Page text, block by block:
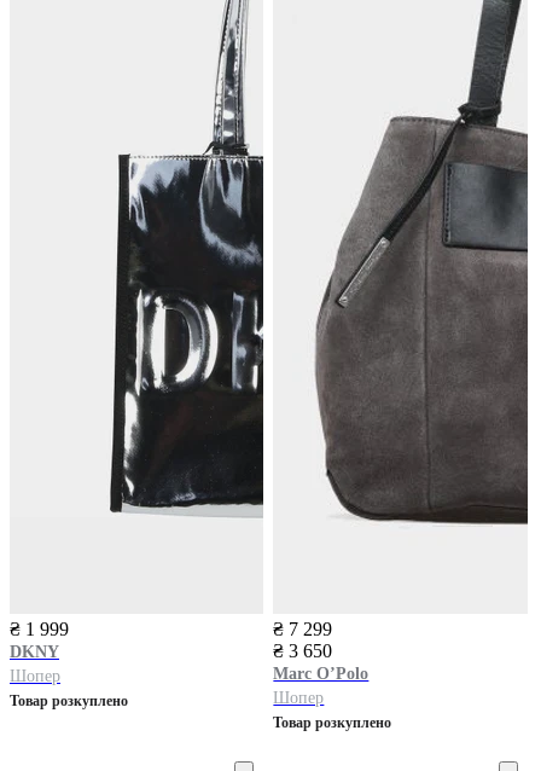
₴ 1 999
DKNY
Шопер
Товар розкуплено
₴ 7 299
₴ 3 650
Marc O’Polo
Шопер
Товар розкуплено